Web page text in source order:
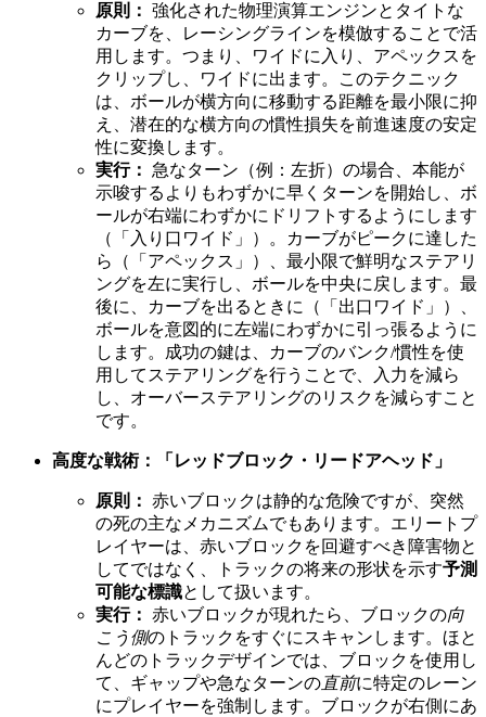
原則： 強化された物理演算エンジンとタイトな
カーブを、レーシングラインを模倣することで活
用します。つまり、ワイドに入り、アペックスを
クリップし、ワイドに出ます。このテクニック
は、ボールが横方向に移動する距離を最小限に抑
え、潜在的な横方向の慣性損失を前進速度の安定
性に変換します。
実行：
急なターン（例：左折）の場合、本能が
示唆するよりもわずかに早くターンを開始し、ボ
ールが右端にわずかにドリフトするようにします
（「入り口ワイド」）。カーブがピークに達した
ら（「アペックス」）、最小限で鮮明なステアリ
ングを左に実行し、ボールを中央に戻します。最
後に、カーブを出るときに（「出口ワイド」）、
ボールを意図的に左端にわずかに引っ張るように
します。成功の鍵は、カーブのバンク/慣性を使
用してステアリングを行うことで、入力を減ら
し、オーバーステアリングのリスクを減らすこと
です。
高度な戦術：「レッドブロック・リードアヘッド」
原則： 赤いブロックは静的な危険ですが、突然
の死の主なメカニズムでもあります。エリートプ
レイヤーは、赤いブロックを回避すべき障害物と
してではなく、トラックの将来の形状を示す予測
可能な標識として扱います。
実行： 赤いブロックが現れたら、ブロックの向
こう側のトラックをすぐにスキャンします。ほと
んどのトラックデザインでは、ブロックを使用し
て、ギャップや急なターンの直前に特定のレーン
にプレイヤーを強制します。ブロックが右側にあ